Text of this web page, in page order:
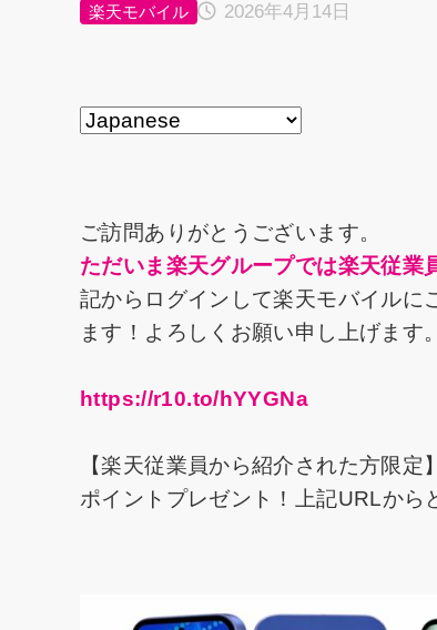
2026年4月14日
楽天モバイル
ご訪問ありがとうございます。
ただいま楽天グループでは楽天従業
記からログインして楽天モバイルに
ます！よろしくお願い申し上げます。
https://r10.to/hYYGNa
【楽天従業員から紹介された方限
ポイントプレゼント！上記URLから